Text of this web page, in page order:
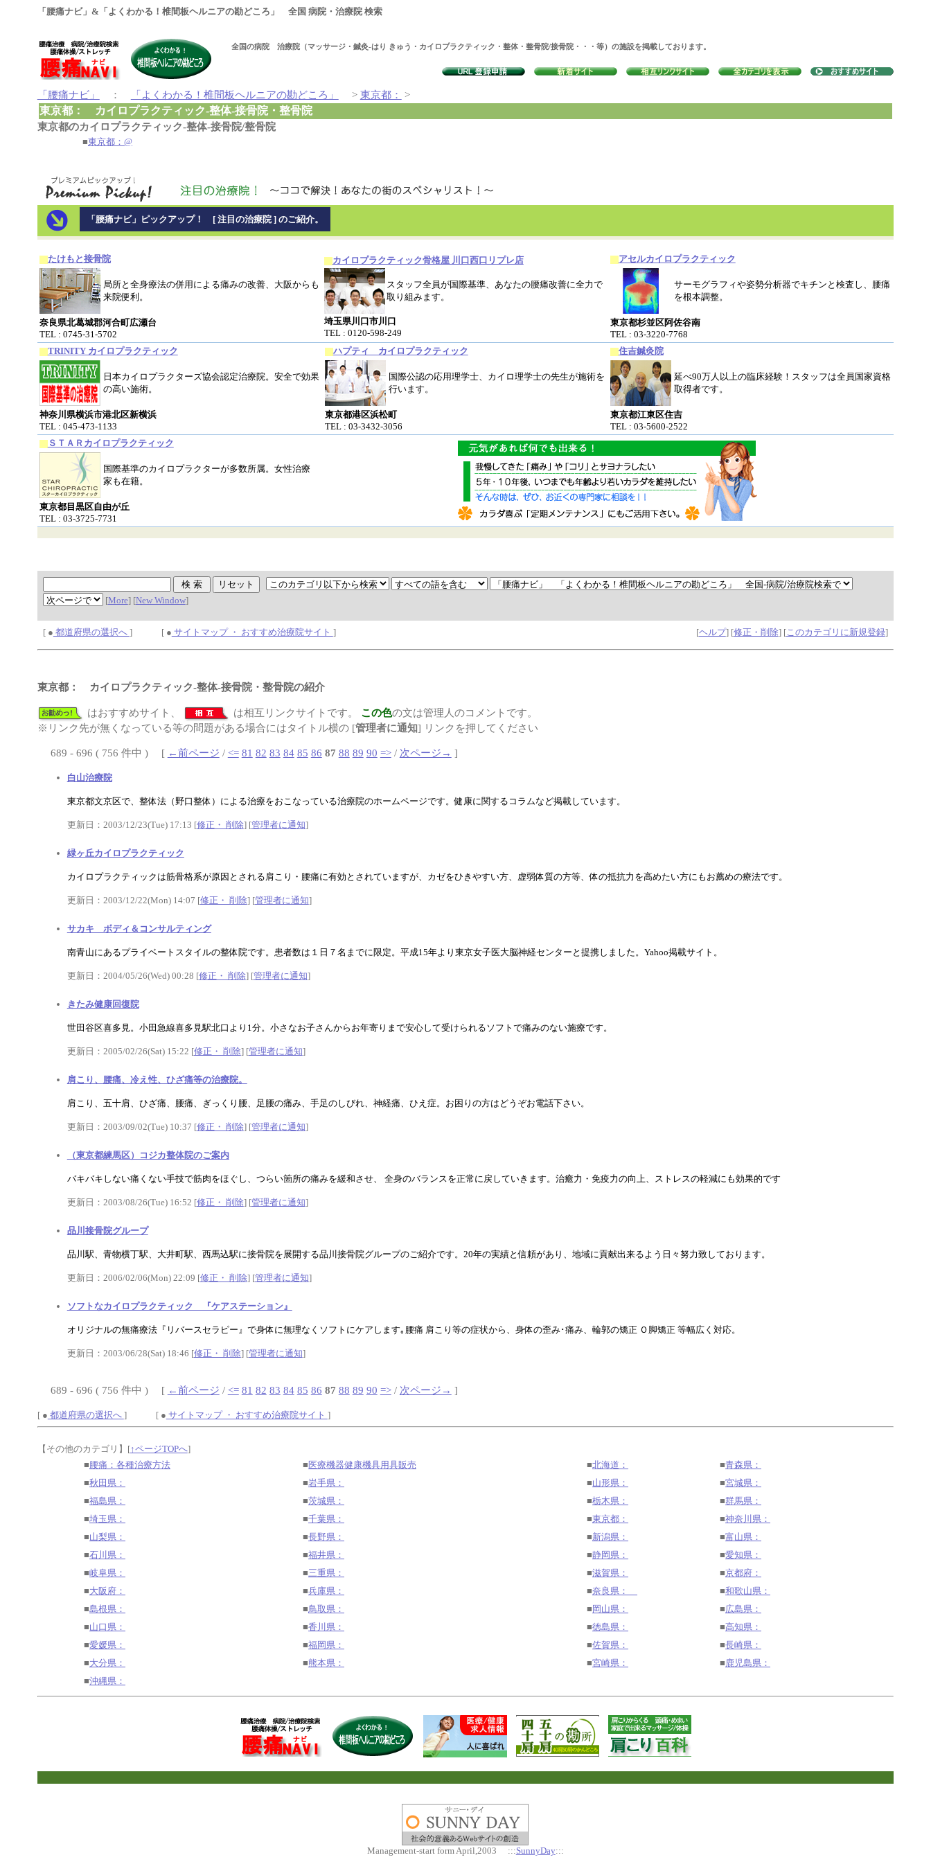
「腰痛ナビ」&「よくわかる！椎間板ヘルニアの勘どころ」 全国 病院・治療院 検索
全国の病院 治療院（マッサージ・鍼灸-はり きゅう・カイロプラクティック・整体・整骨院/接骨院・・・等）の施設を掲載しております。
「腰痛ナビ」 ： 「よくわかる！椎間板ヘルニアの勘どころ」 > 東京都： >
東京都： カイロプラクティック-整体-接骨院・整骨院
東京都のカイロプラクティック-整体-接骨院/整骨院
■東京都：@
「腰痛ナビ」ピックアップ！ [ 注目の治療院 ] のご紹介。
たけもと接骨院
局所と全身療法の併用による痛みの改善、大阪からも
来院便利。
奈良県北葛城郡河合町広瀬台
TEL : 0745-31-5702
カイロプラクティック骨格屋 川口西口リプレ店
スタッフ全員が国際基準、あなたの腰痛改善に全力で
取り組みます。
埼玉県川口市川口
TEL : 0120-598-249
アセルカイロプラクティック
サーモグラフィや姿勢分析器でキチンと検査し、腰痛
を根本調整。
東京都杉並区阿佐谷南
TEL : 03-3220-7768
TRINITY カイロプラクティック
日本カイロプラクターズ協会認定治療院。安全で効果
の高い施術。
神奈川県横浜市港北区新横浜
TEL : 045-473-1133
ハプティ カイロプラクティック
国際公認の応用理学士、カイロ理学士の先生が施術を
行います。
東京都港区浜松町
TEL : 03-3432-3056
住吉鍼灸院
延べ90万人以上の臨床経験！スタッフは全員国家資格
取得者です。
東京都江東区住吉
TEL : 03-5600-2522
ＳＴＡＲカイロプラクティック
国際基準のカイロプラクターが多数所属。女性治療
家も在籍。
東京都目黒区自由が丘
TEL : 03-3725-7731
[More] [New Window]
[ ● 都道府県の選択へ ] [ ● サイトマップ ・ おすすめ治療院サイト ] [ヘルプ] [修正・削除] [このカテゴリに新規登録]
東京都： カイロプラクティック-整体-接骨院・整骨院の紹介
はおすすめサイト、 は相互リンクサイトです。 この色の文は管理人のコメントです。
※リンク先が無くなっている等の問題がある場合にはタイトル横の [管理者に通知] リンクを押してください
689 - 696 ( 756 件中 ) [ ←前ページ / <= 81 82 83 84 85 86 87 88 89 90 =>/ 次ページ→ ]
白山治療院
東京都文京区で、整体法（野口整体）による治療をおこなっている治療院のホームページです。健康に関するコラムなど掲載しています。
更新日：2003/12/23(Tue) 17:13 [修正・ 削除] [管理者に通知]
緑ヶ丘カイロプラクティック
カイロプラクティックは筋骨格系が原因とされる肩こり・腰痛に有効とされていますが、カゼをひきやすい方、虚弱体質の方等、体の抵抗力を高めたい方にもお薦めの療法です。
更新日：2003/12/22(Mon) 14:07 [修正・ 削除] [管理者に通知]
サカキ ボディ＆コンサルティング
南青山にあるプライベートスタイルの整体院です。患者数は１日７名までに限定。平成15年より東京女子医大脳神経センターと提携しました。Yahoo掲載サイト。
更新日：2004/05/26(Wed) 00:28 [修正・ 削除] [管理者に通知]
きたみ健康回復院
世田谷区喜多見。小田急線喜多見駅北口より1分。小さなお子さんからお年寄りまで安心して受けられるソフトで痛みのない施療です。
更新日：2005/02/26(Sat) 15:22 [修正・ 削除] [管理者に通知]
肩こり、腰痛、冷え性、ひざ痛等の治療院。
肩こり、五十肩、ひざ痛、腰痛、ぎっくり腰、足腰の痛み、手足のしびれ、神経痛、ひえ症。お困りの方はどうぞお電話下さい。
更新日：2003/09/02(Tue) 10:37 [修正・ 削除] [管理者に通知]
（東京都練馬区）コジカ整体院のご案内
バキバキしない痛くない手技で筋肉をほぐし、つらい箇所の痛みを緩和させ、 全身のバランスを正常に戻していきます。治癒力・免疫力の向上、ストレスの軽減にも効果的です
更新日：2003/08/26(Tue) 16:52 [修正・ 削除] [管理者に通知]
品川接骨院グループ
品川駅、青物横丁駅、大井町駅、西馬込駅に接骨院を展開する品川接骨院グループのご紹介です。20年の実績と信頼があり、地域に貢献出来るよう日々努力致しております。
更新日：2006/02/06(Mon) 22:09 [修正・ 削除] [管理者に通知]
ソフトなカイロプラクティック 『ケアステーション』
オリジナルの無痛療法『リバースセラピー』で身体に無理なくソフトにケアします｡腰痛 肩こり等の症状から、身体の歪み･痛み、輪郭の矯正 Ｏ脚矯正 等幅広く対応。
更新日：2003/06/28(Sat) 18:46 [修正・ 削除] [管理者に通知]
689 - 696 ( 756 件中 ) [ ←前ページ / <= 81 82 83 84 85 86 87 88 89 90 =>/ 次ページ→ ]
[ ● 都道府県の選択へ ] [ ● サイトマップ ・ おすすめ治療院サイト ]
【その他のカテゴリ】 [↑ページTOPへ]
■腰痛：各種治療方法 ■ 医療機器健康機具用具販売 ■北海道： ■青森県：
■秋田県： ■岩手県： ■山形県： ■宮城県：
■福島県： ■茨城県： ■栃木県： ■群馬県：
■埼玉県： ■千葉県： ■東京都： ■神奈川県：
■山梨県： ■長野県： ■新潟県： ■富山県：
■石川県： ■福井県： ■静岡県： ■愛知県：
■岐阜県： ■三重県： ■滋賀県： ■京都府：
■大阪府： ■兵庫県： ■奈良県： ■和歌山県：
■島根県： ■鳥取県： ■ 岡山県： ■広島県：
■山口県： ■香川県： ■徳島県： ■高知県：
■愛媛県： ■福岡県： ■佐賀県： ■長崎県：
■大分県： ■熊本県： ■宮崎県： ■鹿児島県：
■沖縄県：
Management-start form April,2003 :::SunnyDay:::